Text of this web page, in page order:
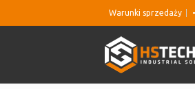
Warunki sprzedaży